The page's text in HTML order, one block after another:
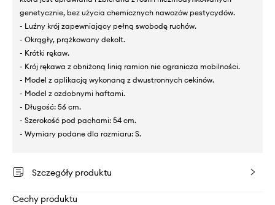
genetycznie, bez użycia chemicznych nawozów pestycydów.
- Luźny krój zapewniający pełną swobodę ruchów.
- Okrągły, prążkowany dekolt.
- Krótki rękaw.
- Krój rękawa z obniżoną linią ramion nie ogranicza mobilności.
- Model z aplikacją wykonaną z dwustronnych cekinów.
- Model z ozdobnymi haftami.
- Długość: 56 cm.
- Szerokość pod pachami: 54 cm.
- Wymiary podane dla rozmiaru: S.
Szczegóły produktu
Cechy produktu